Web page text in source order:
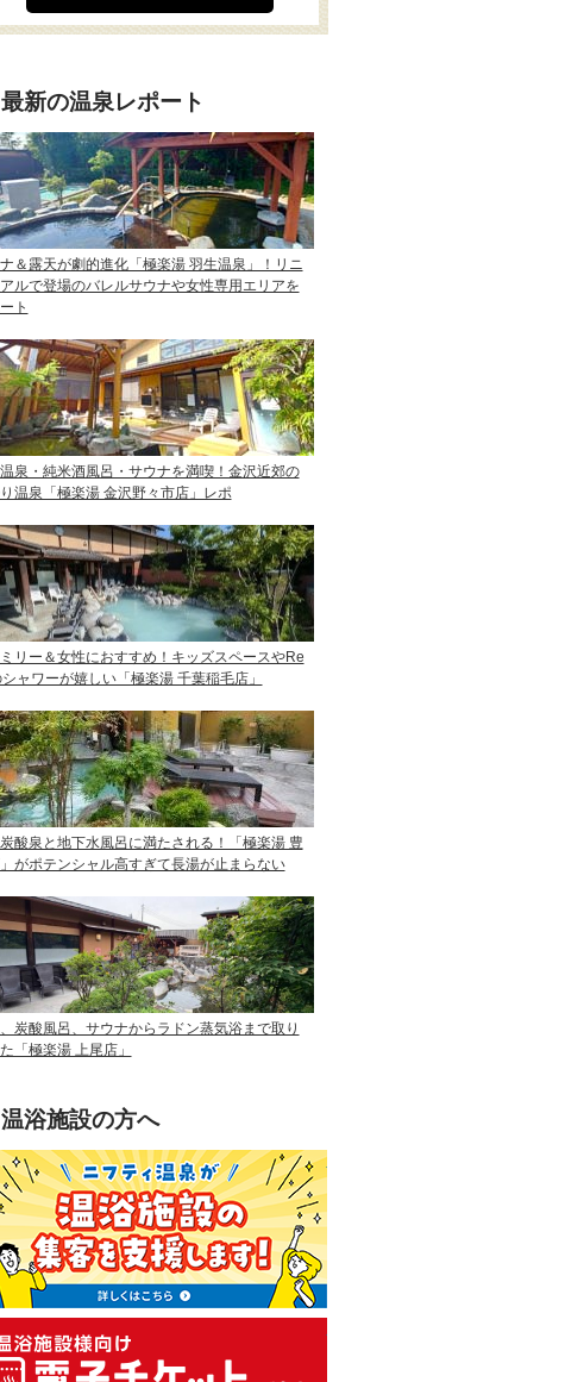
最新の温泉レポート
＆露天が劇的進化「極楽湯 羽生温泉」！リニ
ルで登場のバレルサウナや女性専用エリアを
ト
泉・純米酒風呂・サウナを満喫！金沢近郊の
温泉「極楽湯 金沢野々市店」レポ
リー＆女性におすすめ！キッズスペースやRe
シャワーが嬉しい「極楽湯 千葉稲毛店」
酸泉と地下水風呂に満たされる！「極楽湯 豊
がポテンシャル高すぎて長湯が止まらない
炭酸風呂、サウナからラドン蒸気浴まで取り
「極楽湯 上尾店」
温浴施設の方へ
ニフティ温泉を使って手軽に